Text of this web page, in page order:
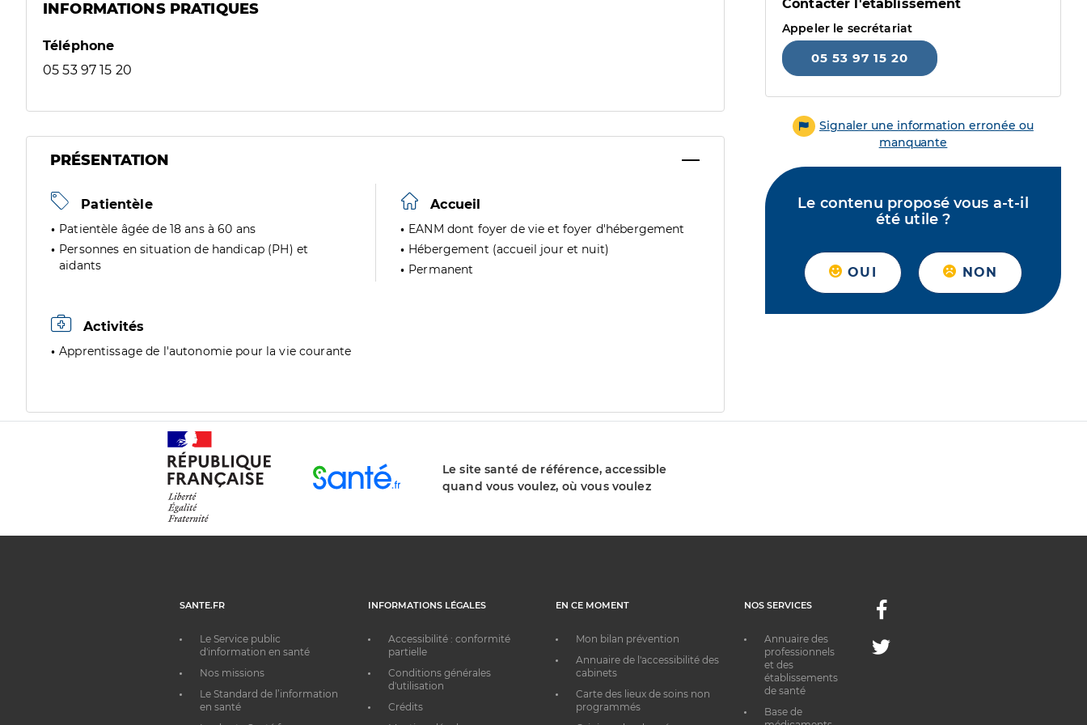
INFORMATIONS PRATIQUES
Téléphone
05 53 97 15 20
PRÉSENTATION
Patientèle
Patientèle âgée de 18 ans à 60 ans
Personnes en situation de handicap (PH) et
aidants
Accueil
EANM dont foyer de vie et foyer d'hébergement
Hébergement (accueil jour et nuit)
Permanent
Activités
Apprentissage de l'autonomie pour la vie courante
Contacter l'établissement
Appeler le secrétariat
05 53 97 15 20
Signaler une information erronée ou
manquante
Le contenu proposé vous a-t-il
été utile ?
OUI NON
Le site santé de référence, accessible
quand vous voulez, où vous voulez
SANTE.FR
Le Service public
d'information en santé
Nos missions
Le Standard de l’information
en santé
INFORMATIONS LÉGALES
Accessibilité : conformité
partielle
Conditions générales
d'utilisation
Crédits
EN CE MOMENT
Mon bilan prévention
Annuaire de l'accessibilité des
cabinets
Carte des lieux de soins non
programmés
NOS SERVICES
Annuaire des
professionnels
et des
établissements
de santé
Base de
Facebook
Twitter